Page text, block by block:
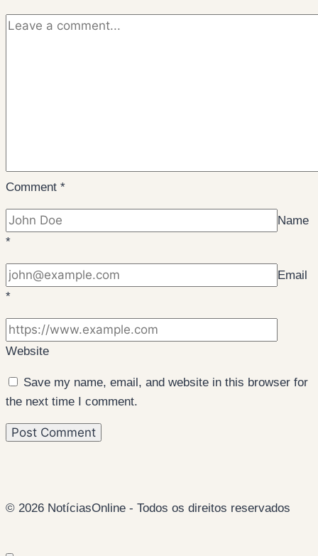
Comment *
Name
*
Email
*
Website
Save my name, email, and website in this browser for
the next time I comment.
© 2026 NotíciasOnline - Todos os direitos reservados